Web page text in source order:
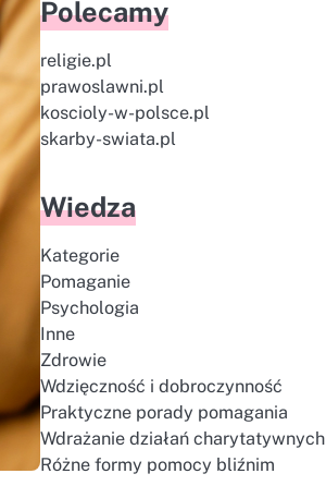
Polecamy
religie.pl
prawoslawni.pl
koscioly-w-polsce.pl
skarby-swiata.pl
Wiedza
Kategorie
Pomaganie
Psychologia
Inne
Zdrowie
Wdzięczność i dobroczynność
Praktyczne porady pomagania
Wdrażanie działań charytatywnych
Różne formy pomocy bliźnim